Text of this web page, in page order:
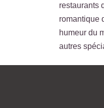
restaurants
romantique
humeur du
autres